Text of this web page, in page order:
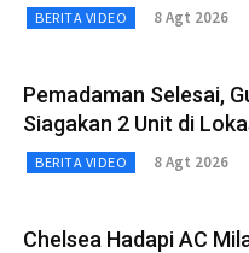
BERITA VIDEO 8 Agt 2026
Pemadaman Selesai,
Siagakan 2 Unit di
BERITA VIDEO 8 Agt 2026
Chelsea Hadapi AC